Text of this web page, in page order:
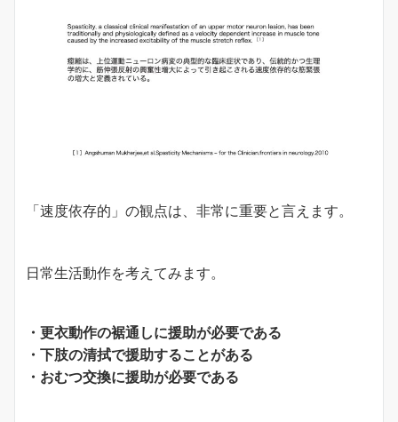
「速度依存的」の観点は、非常に重要と言えます。
日常生活動作を考えてみます。
・更衣動作の裾通しに援助が必要である
・下肢の清拭で援助することがある
・おむつ交換に援助が必要である